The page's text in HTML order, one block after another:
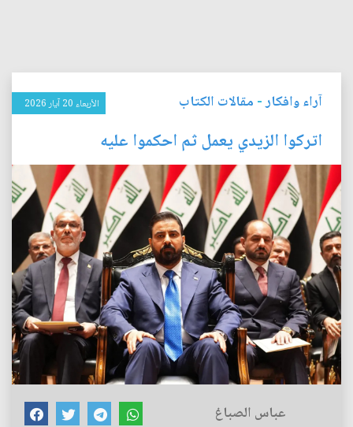
آراء وافكار- مقالات الكتاب الأربعاء 20 آيار 2026
اتركوا الزيدي يعمل ثم احكموا عليه
عباس الصباغ